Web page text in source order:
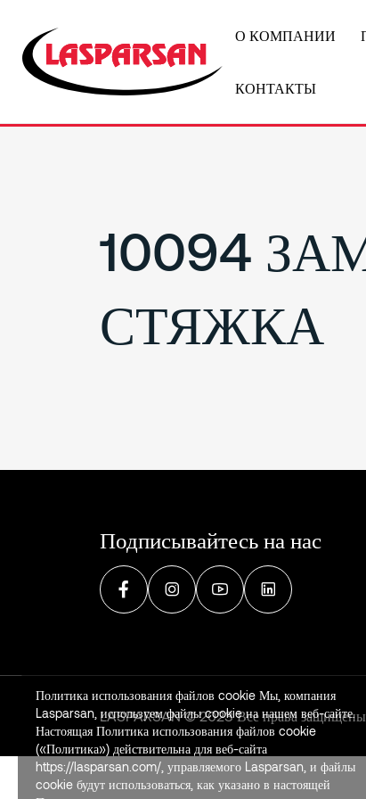
О КОМПАНИИ
КОНТАКТЫ
10094
СТЯЖКА
Подписывайтесь на нас
LASPARSAN © 2023 Все права защищены.
Политика использования файлов cookie Мы, компания
Lasparsan, используем файлы cookie на нашем веб-сайте.
Настоящая Политика использования файлов cookie
(«Политика») действительна для веб-сайта
https://lasparsan.com/, управляемого Lasparsan, и файлы
cookie будут использоваться, как указано в настоящей